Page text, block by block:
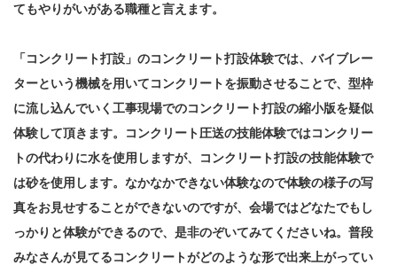
てもやりがいがある職種と言えます。
「コンクリート打設」のコンクリート打設体験では、バイブレー
ターという機械を用いてコンクリートを振動させることで、型枠
に流し込んでいく工事現場でのコンクリート打設の縮小版を疑似
体験して頂きます。コンクリート圧送の技能体験ではコンクリー
トの代わりに水を使用しますが、コンクリート打設の技能体験で
は砂を使用します。なかなかできない体験なので体験の様子の写
真をお見せすることができないのですが、会場ではどなたでもし
っかりと体験ができるので、是非のぞいてみてくださいね。普段
みなさんが見てるコンクリートがどのような形で出来上がってい